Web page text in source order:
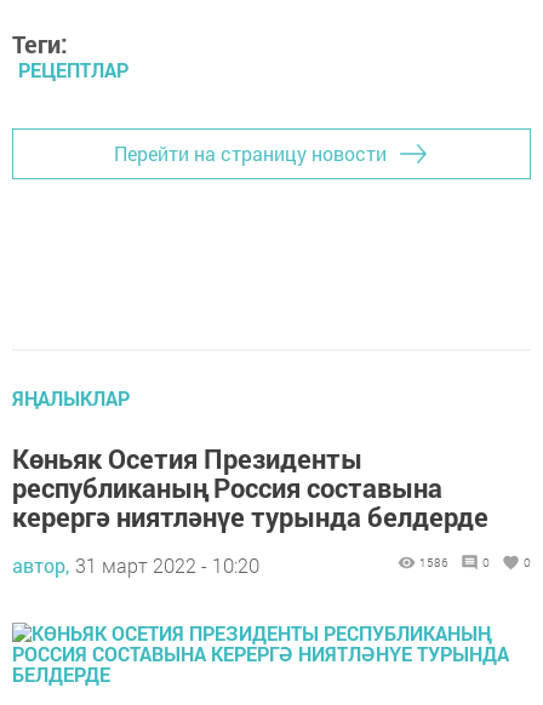
Теги:
РЕЦЕПТЛАР
Перейти на страницу новости
ЯҢАЛЫКЛАР
Көньяк Осетия Президенты
республиканың Россия составына
керергә ниятләнүе турында белдерде
автор, 31 март 2022 - 10:20 1586 0 0